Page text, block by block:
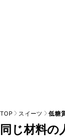
TOP スイーツ 低糖
同じ材料の